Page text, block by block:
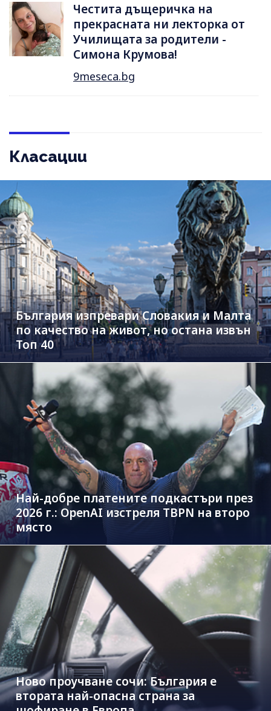
Честита дъщеричка на
прекрасната ни лекторка от
Училищата за родители -
Симона Крумова!
9meseca.bg
Класации
България изпревари Словакия и Малта
по качество на живот, но остана извън
Топ 40
Най-добре платените подкастъри през
2026 г.: OpenAI изстреля TBPN на второ
място
Ново проучване сочи: България е
втората най-опасна страна за